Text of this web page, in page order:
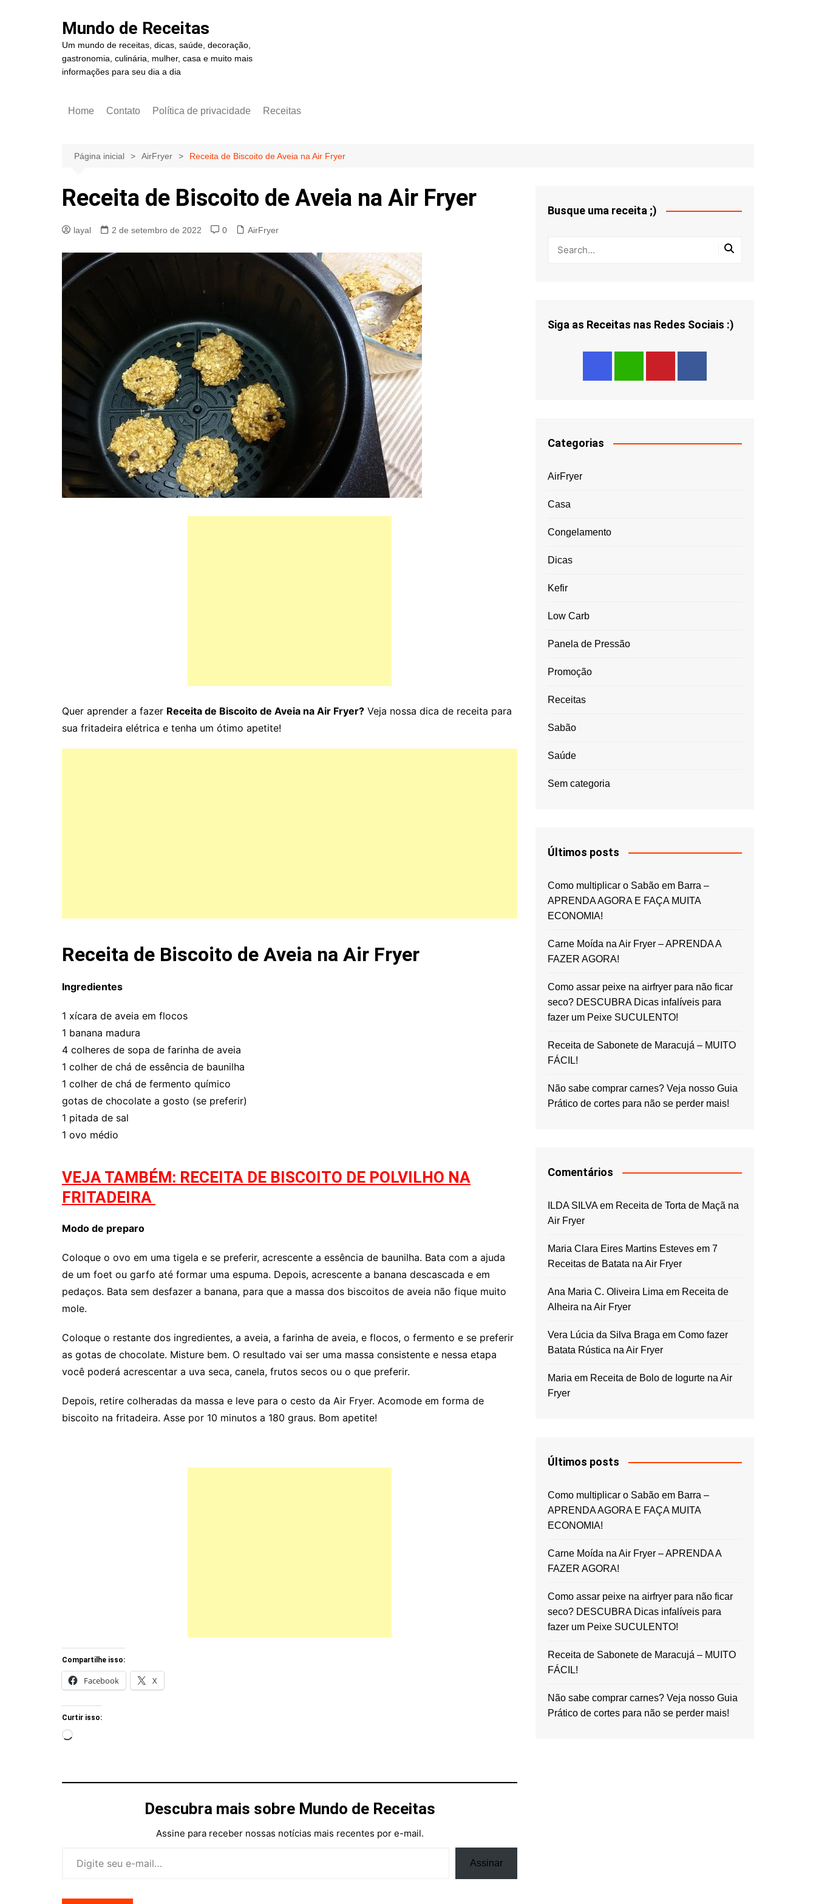
Mundo de Receitas
Um mundo de receitas, dicas, saúde, decoração,
gastronomia, culinária, mulher, casa e muito mais
informações para seu dia a dia
Home Contato Política de privacidade Receitas
Página inicial AirFryer Receita de Biscoito de Aveia na Air Fryer
Receita de Biscoito de Aveia na Air Fryer
layal 2 de setembro de 2022 0 AirFryer
Quer aprender a fazer Receita de Biscoito de Aveia na Air Fryer? Veja nossa dica de receita para
sua fritadeira elétrica e tenha um ótimo apetite!
Receita de Biscoito de Aveia na Air Fryer
Ingredientes
1 xícara de aveia em flocos
1 banana madura
4 colheres de sopa de farinha de aveia
1 colher de chá de essência de baunilha
1 colher de chá de fermento químico
gotas de chocolate a gosto (se preferir)
1 pitada de sal
1 ovo médio
VEJA TAMBÉM: RECEITA DE BISCOITO DE POLVILHO NA
FRITADEIRA
Modo de preparo
Coloque o ovo em uma tigela e se preferir, acrescente a essência de baunilha. Bata com a ajuda
de um foet ou garfo até formar uma espuma. Depois, acrescente a banana descascada e em
pedaços. Bata sem desfazer a banana, para que a massa dos biscoitos de aveia não fique muito
mole.
Coloque o restante dos ingredientes, a aveia, a farinha de aveia, e flocos, o fermento e se preferir
as gotas de chocolate. Misture bem. O resultado vai ser uma massa consistente e nessa etapa
você poderá acrescentar a uva seca, canela, frutos secos ou o que preferir.
Depois, retire colheradas da massa e leve para o cesto da Air Fryer. Acomode em forma de
biscoito na fritadeira. Asse por 10 minutos a 180 graus. Bom apetite!
Compartilhe isso:
Facebook X
Curtir isso:
Carregando...
Descubra mais sobre Mundo de Receitas
Assine para receber nossas notícias mais recentes por e-mail.
Assinar
Busque uma receita ;)
Siga as Receitas nas Redes Sociais :)
Categorias
AirFryer
Casa
Congelamento
Dicas
Kefir
Low Carb
Panela de Pressão
Promoção
Receitas
Sabão
Saúde
Sem categoria
Últimos posts
Como multiplicar o Sabão em Barra –
APRENDA AGORA E FAÇA MUITA
ECONOMIA!
Carne Moída na Air Fryer – APRENDA A
FAZER AGORA!
Como assar peixe na airfryer para não ficar
seco? DESCUBRA Dicas infalíveis para
fazer um Peixe SUCULENTO!
Receita de Sabonete de Maracujá – MUITO
FÁCIL!
Não sabe comprar carnes? Veja nosso Guia
Prático de cortes para não se perder mais!
Comentários
ILDA SILVAem Receita de Torta de Maçã na
Air Fryer
Maria Clara Eires Martins Esteves em 7
Receitas de Batata na Air Fryer
Ana Maria C. Oliveira Lima em Receita de
Alheira na Air Fryer
Vera Lúcia da Silva Braga em Como fazer
Batata Rústica na Air Fryer
Maria em Receita de Bolo de Iogurte na Air
Fryer
Últimos posts
Como multiplicar o Sabão em Barra –
APRENDA AGORA E FAÇA MUITA
ECONOMIA!
Carne Moída na Air Fryer – APRENDA A
FAZER AGORA!
Como assar peixe na airfryer para não ficar
seco? DESCUBRA Dicas infalíveis para
fazer um Peixe SUCULENTO!
Receita de Sabonete de Maracujá – MUITO
FÁCIL!
Não sabe comprar carnes? Veja nosso Guia
Prático de cortes para não se perder mais!